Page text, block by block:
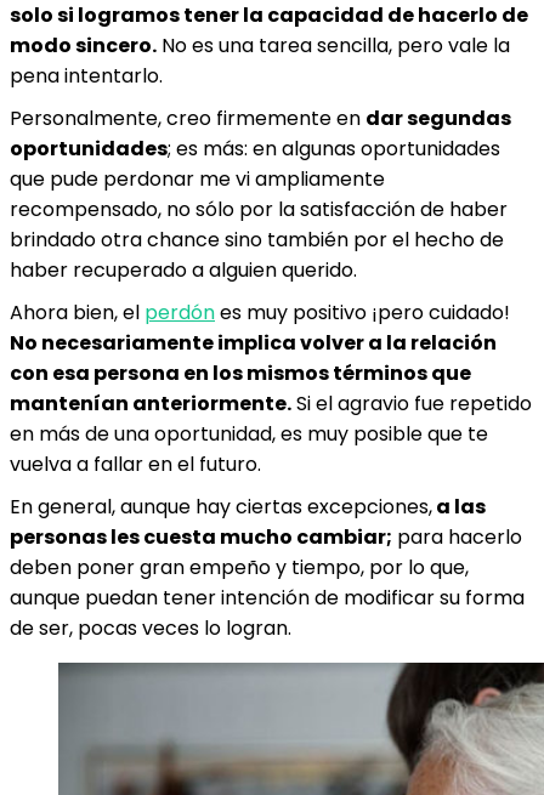
solo si logramos tener la capacidad de hacerlo de
modo sincero. No es una tarea sencilla, pero vale la
pena intentarlo.
Personalmente, creo firmemente en dar segundas
oportunidades; es más: en algunas oportunidades
que pude perdonar me vi ampliamente
recompensado, no sólo por la satisfacción de haber
brindado otra chance sino también por el hecho de
haber recuperado a alguien querido.
Ahora bien, el perdónes muy positivo ¡pero cuidado!
No necesariamente implica volver a la relación
con esa persona en los mismos términos que
mantenían anteriormente.Si el agravio fue repetido
en más de una oportunidad, es muy posible que te
vuelva a fallar en el futuro.
En general, aunque hay ciertas excepciones,a las
personas les cuesta mucho cambiar; para hacerlo
deben poner gran empeño y tiempo, por lo que,
aunque puedan tener intención de modificar su forma
de ser, pocas veces lo logran.